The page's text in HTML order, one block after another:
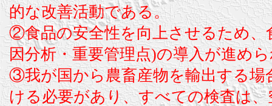
的な改善活動である。
②食品の安全性を向上させるため、
因分析・重要管理点)の導入が進め
③我が国から農畜産物を輸出する場
ける必要があり、すべての検査は